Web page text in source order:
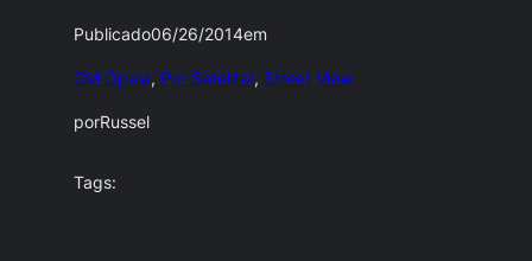
Publicado06/26/2014em
GM Opala, Por Satélite!, Street View
porRussel
Tags: